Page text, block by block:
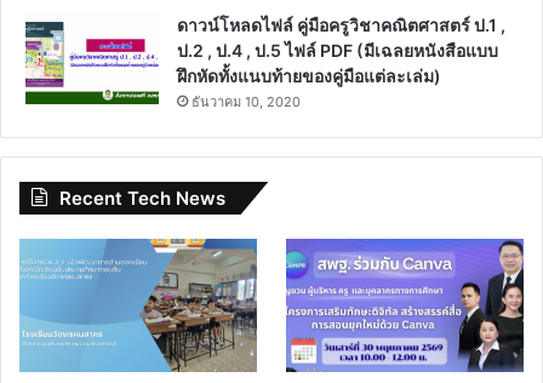
ดาวน์โหลดไฟล์ คู่มือครูวิชาคณิตศาสตร์ ป.1 ,
ป.2 , ป.4 , ป.5 ไฟล์ PDF (มีเฉลยหนังสือแบบ
ฝึกหัดทั้งแนบท้ายของคู่มือแต่ละเล่ม)
ธันวาคม 10, 2020
Recent Tech News